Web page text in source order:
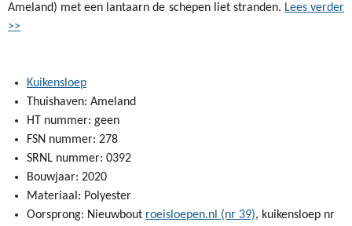
Ameland) met een lantaarn de schepen liet stranden. Lees verder
>>
Kuikensloep
Thuishaven: Ameland
HT nummer: geen
FSN nummer: 278
SRNL nummer: 0392
Bouwjaar: 2020
Materiaal: Polyester
Oorsprong: Nieuwbout roeisloepen.nl (nr 39), kuikensloep nr